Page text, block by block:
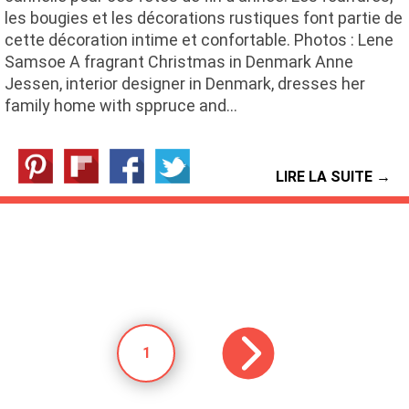
les bougies et les décorations rustiques font partie de
cette décoration intime et confortable. Photos : Lene
Samsoe A fragrant Christmas in Denmark Anne
Jessen, interior designer in Denmark, dresses her
family home with sppruce and…
LIRE LA SUITE →
1